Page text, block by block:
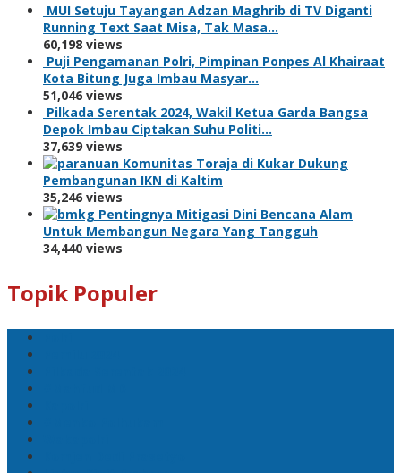
MUI Setuju Tayangan Adzan Maghrib di TV Diganti
Running Text Saat Misa, Tak Masa…
60,198 views
Puji Pengamanan Polri, Pimpinan Ponpes Al Khairaat
Kota Bitung Juga Imbau Masyar…
51,046 views
Pilkada Serentak 2024, Wakil Ketua Garda Bangsa
Depok Imbau Ciptakan Suhu Politi…
37,639 views
Komunitas Toraja di Kukar Dukung
Pembangunan IKN di Kaltim
35,246 views
Pentingnya Mitigasi Dini Bencana Alam
Untuk Membangun Negara Yang Tangguh
34,440 views
Topik Populer